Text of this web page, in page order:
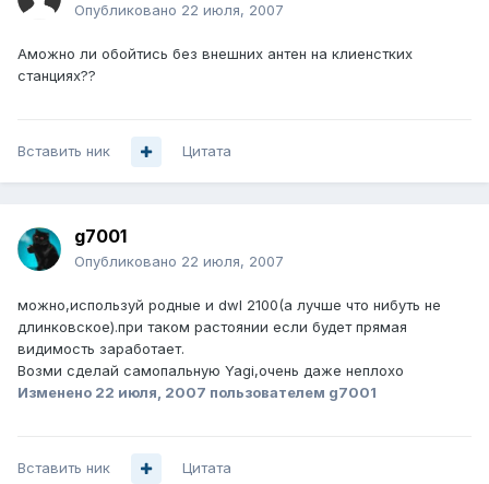
Опубликовано 22 июля, 2007
Аможно ли обойтись без внешних антен на клиенстких
станциях??
Вставить ник Цитата
g7001
Опубликовано 22 июля, 2007
можно,используй родные и dwl 2100(а лучше что нибуть не
длинковское).при таком растоянии если будет прямая
видимость заработает.
Возми сделай самопальную Yagi,очень даже неплохо
Изменено 22 июля, 2007 пользователем g7001
Вставить ник Цитата